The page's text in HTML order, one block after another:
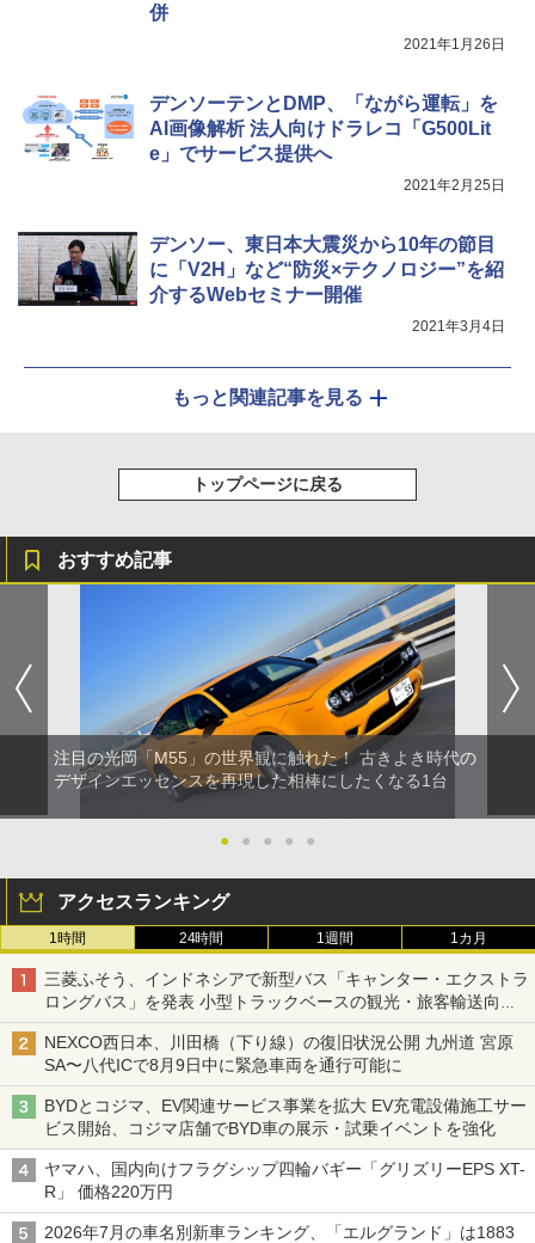
併
2021年1月26日
デンソーテンとDMP、「ながら運転」を
AI画像解析 法人向けドラレコ「G500Lit
e」でサービス提供へ
2021年2月25日
デンソー、東日本大震災から10年の節目
に「V2H」など“防災×テクノロジー”を紹
介するWebセミナー開催
2021年3月4日
もっと関連記事を見る
トップページに戻る
おすすめ記事
注目の光岡「M55」の世界観に触れた！ 古きよき時代の
デザインエッセンスを再現した相棒にしたくなる1台
● ● ● ● ●
アクセスランキング
1時間 24時間 1週間 1カ月
三菱ふそう、インドネシアで新型バス「キャンター・エクストラ
ロングバス」を発表 小型トラックベースの観光・旅客輸送向け
バス
NEXCO西日本、川田橋（下り線）の復旧状況公開 九州道 宮原
SA〜八代ICで8月9日中に緊急車両を通行可能に
BYDとコジマ、EV関連サービス事業を拡大 EV充電設備施工サー
ビス開始、コジマ店舗でBYD車の展示・試乗イベントを強化
ヤマハ、国内向けフラグシップ四輪バギー「グリズリーEPS XT-
R」 価格220万円
2026年7月の車名別新車ランキング、「エルグランド」は1883